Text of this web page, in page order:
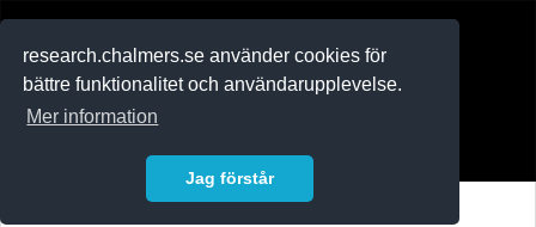
research.chalmers.se använder cookies för
bättre funktionalitet och användarupplevelse.
Mer information
Jag förstår